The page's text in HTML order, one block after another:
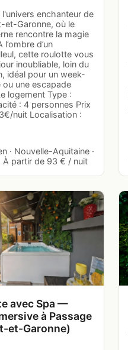
enchanteur de
et-Garonne, où le
rencontre la magie
d’un
cette roulotte vous
inoubliable, loin du
idéal pour un week-
ou une escapade
logement Type :
: 4 personnes Prix
nuit Localisation :
· Nouvelle-Aquitaine ·
À partir de 93 € / nuit
avec Spa —
à Passage
et-Garonne)